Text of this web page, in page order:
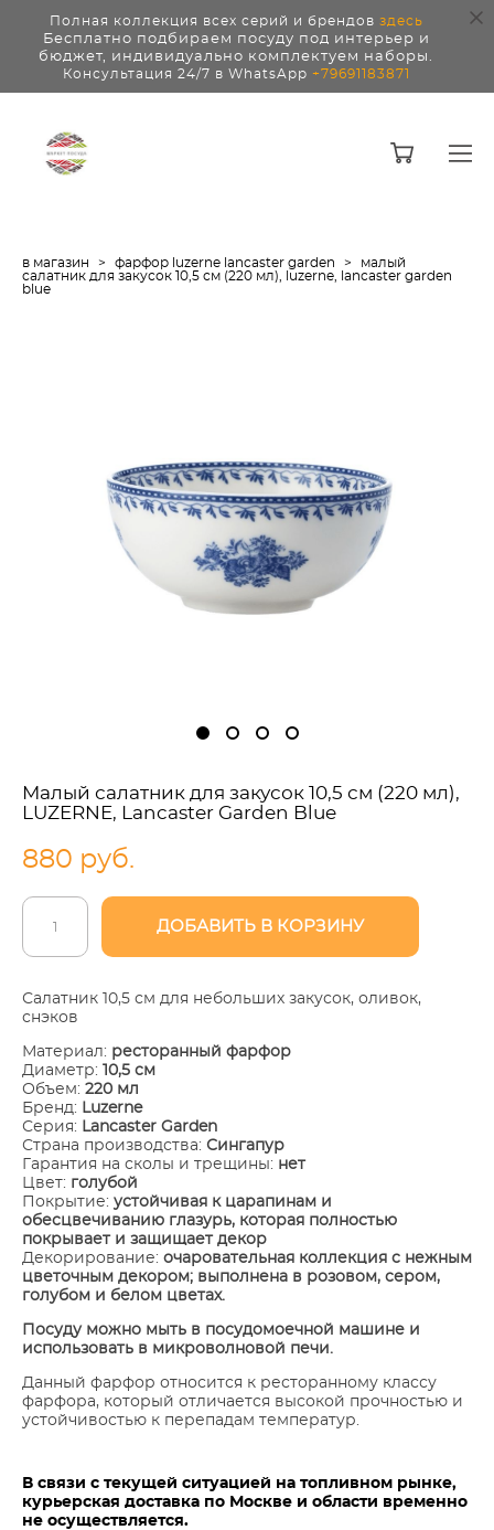
Полная коллекция всех серий и брендов здесь
Бесплатно подбираем посуду под интерьер и
бюджет, индивидуально комплектуем наборы.
Консультация 24/7 в WhatsApp +79691183871
в магазин > фарфор luzerne lancaster garden >
малый
салатник для закусок 10,5 см (220 мл), luzerne, lancaster garden
blue
Малый салатник для закусок 10,5 см (220 мл),
LUZERNE, Lancaster Garden Blue
880 pуб.
ДОБАВИТЬ В КОРЗИНУ
Салатник 10,5 см для небольших закусок, оливок,
снэков
Материал: ресторанный фарфор
Диаметр:
10,5 см
Объем: 220 мл
Бренд: Luzerne
Серия: Lancaster Garden
Страна производства: Сингапур
Гарантия на сколы и трещины: нет
Цвет: голубой
Покрытие: устойчивая к царапинам и
обесцвечиванию глазурь, которая полностью
покрывает и защищает декор
Декорирование: очаровательная коллекция с нежным
цветочным декором; выполнена в розовом, сером,
голубом и белом цветах.
Посуду можно мыть в посудомоечной машине и
использовать в микроволновой печи.
Данный фарфор относится к ресторанному классу
фарфора, который отличается высокой прочностью и
устойчивостью к перепадам температур.
В связи с текущей ситуацией на топливном рынке,
курьерская доставка по Москве и области временно
не осуществляется.